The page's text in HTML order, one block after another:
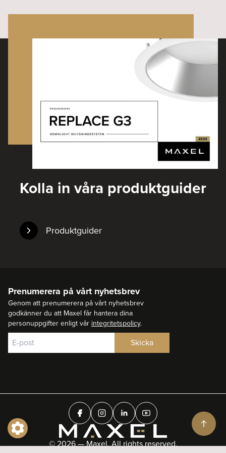
Kolla in våra produktguider
Produktguider
Prenumerera på vårt nyhetsbrev
Genom att prenumerera på vårt nyhetsbrev
godkänner du att Maxel får hantera dina
personuppgifter enligt vår integritetspolicy.
© 2026 — Maxel. All rights reserved.